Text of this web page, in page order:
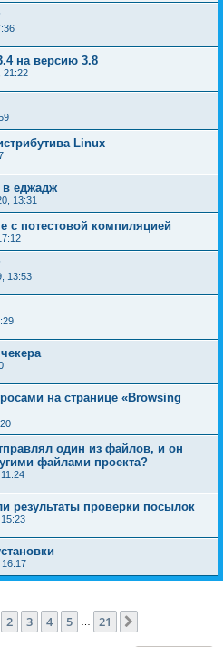
на версию 3.8
21:22
Linux
в еджадж
13:31
с потестовой компиляцией
13:53
на странице «Browsing
один из файлов, и он
файлами проекта?
результаты проверки посылок
1of 21
2 3 4 5 21